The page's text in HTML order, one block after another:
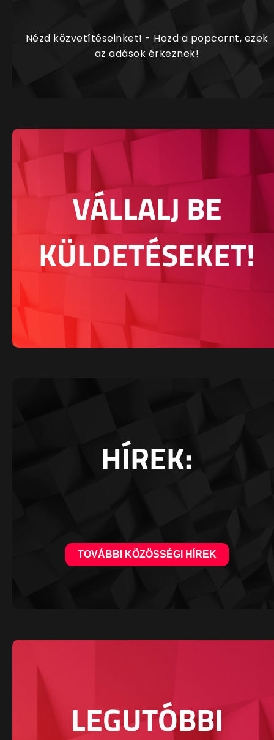
Nézd közvetítéseinket! - Hozd a popcornt, ezek
az adások érkeznek!
VÁLLALJ BE
KÜLDETÉSEKET!
HÍREK:
TOVÁBBI KÖZÖSSÉGI HÍREK
LEGUTÓBBI